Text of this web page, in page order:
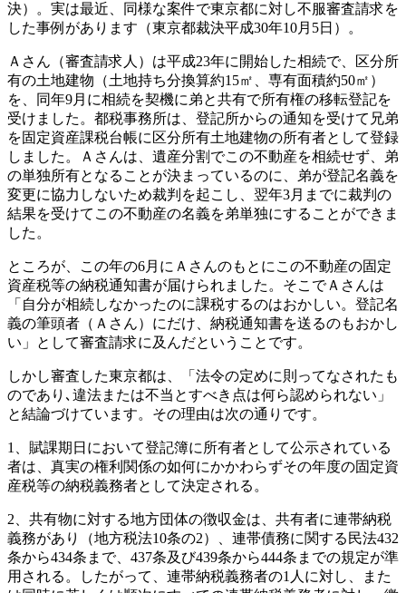
決）。実は最近、同様な案件で東京都に対し不服審査請求を
した事例があります（東京都裁決平成30年10月5日）。
Ａさん（審査請求人）は平成23年に開始した相続で、区分所
有の土地建物（土地持ち分換算約15㎡、専有面積約50㎡）
を、同年9月に相続を契機に弟と共有で所有権の移転登記を
受けました。都税事務所は、登記所からの通知を受けて兄弟
を固定資産課税台帳に区分所有土地建物の所有者として登録
しました。Ａさんは、遺産分割でこの不動産を相続せず、弟
の単独所有となることが決まっているのに、弟が登記名義を
変更に協力しないため裁判を起こし、翌年3月までに裁判の
結果を受けてこの不動産の名義を弟単独にすることができま
した。
ところが、この年の6月にＡさんのもとにこの不動産の固定
資産税等の納税通知書が届けられました。そこでＡさんは
「自分が相続しなかったのに課税するのはおかしい。登記名
義の筆頭者（Ａさん）にだけ、納税通知書を送るのもおかし
い」として審査請求に及んだということです。
しかし審査した東京都は、「法令の定めに則ってなされたも
のであり､違法または不当とすべき点は何ら認められない」
と結論づけています。その理由は次の通りです。
1、賦課期日において登記簿に所有者として公示されている
者は、真実の権利関係の如何にかかわらずその年度の固定資
産税等の納税義務者として決定される。
2、共有物に対する地方団体の徴収金は、共有者に連帯納税
義務があり（地方税法10条の2）、連帯債務に関する民法432
条から434条まで、437条及び439条から444条までの規定が準
用される。したがって、連帯納税義務者の1人に対し、また